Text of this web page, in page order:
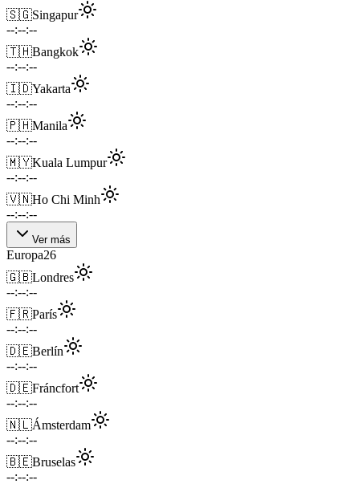
🇸🇬Singapur
--:--:--
🇹🇭Bangkok
--:--:--
🇮🇩Yakarta
--:--:--
🇵🇭Manila
--:--:--
🇲🇾Kuala Lumpur
--:--:--
🇻🇳Ho Chi Minh
--:--:--
Ver más
Europa26
🇬🇧Londres
--:--:--
🇫🇷París
--:--:--
🇩🇪Berlín
--:--:--
🇩🇪Fráncfort
--:--:--
🇳🇱Ámsterdam
--:--:--
🇧🇪Bruselas
--:--:--